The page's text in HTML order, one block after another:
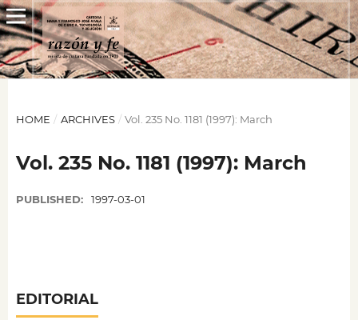
HOME / ARCHIVES / Vol. 235 No. 1181 (1997): March
Vol. 235 No. 1181 (1997): March
PUBLISHED: 1997-03-01
EDITORIAL